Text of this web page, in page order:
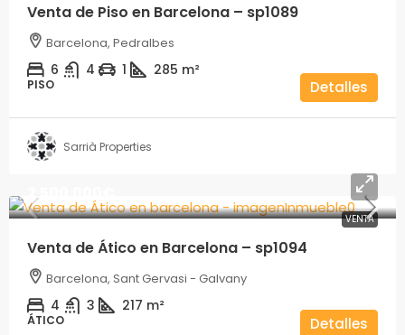
Venta de Piso en Barcelona – sp1089
Barcelona, Pedralbes
6 4 1 285 m²
PISO Detalles
Sarrià Properties
VENTA
2.500.000€
Venta de Ático en Barcelona – sp1094
Barcelona, Sant Gervasi - Galvany
4 3 217 m²
ÁTICO Detalles